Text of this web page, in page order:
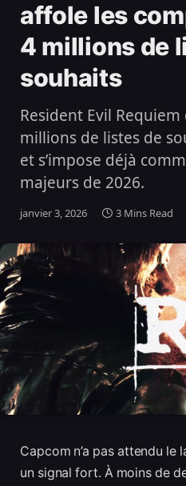
affole les
4 millions de
souhaits
Resident Evil Requiem
millions de listes de
et s’impose déjà
majeurs de 2026.
janvier 3, 2026 3 Mins Read
Capcom n’a pas attendu le
un signal fort. À moins de